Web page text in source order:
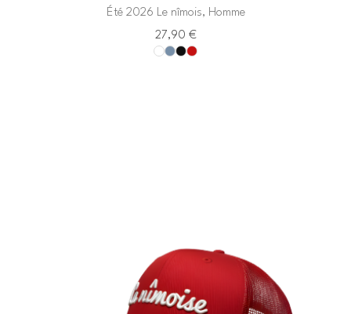
Été 2026 Le nîmois, Homme
27,90 €